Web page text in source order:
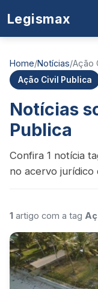
Legismax
Home/Notícias/Ação
Ação Civil Publica
Notícias
Publica
Confira 1 notícia
no acervo jurídico
1 artigo com a tag